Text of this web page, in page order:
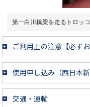
第一白川橋梁を走るトロッ
ご利用上の注意【必ず
使用申し込み（西日本新
交通・運輸